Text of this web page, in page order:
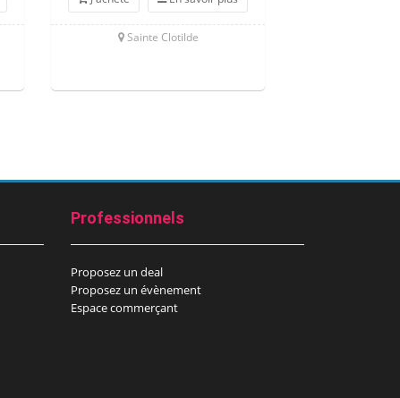
Sainte Clotilde
Professionnels
Proposez un deal
Proposez un évènement
Espace commerçant